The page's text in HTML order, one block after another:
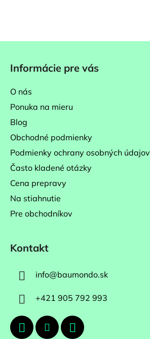
Informácie pre vás
O nás
Ponuka na mieru
Blog
Obchodné podmienky
Podmienky ochrany osobných údajov
Často kladené otázky
Cena prepravy
Na stiahnutie
Pre obchodníkov
Kontakt
info@baumondo.sk
+421 905 792 993